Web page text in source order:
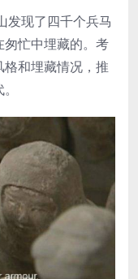
发现了四千个兵马
忙中埋藏的。考
和埋藏情况，推